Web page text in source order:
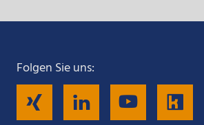
Folgen Sie uns:
FolgenFolgenFolgen